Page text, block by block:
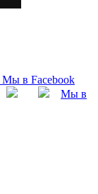
Мы в Facebook
Мы в